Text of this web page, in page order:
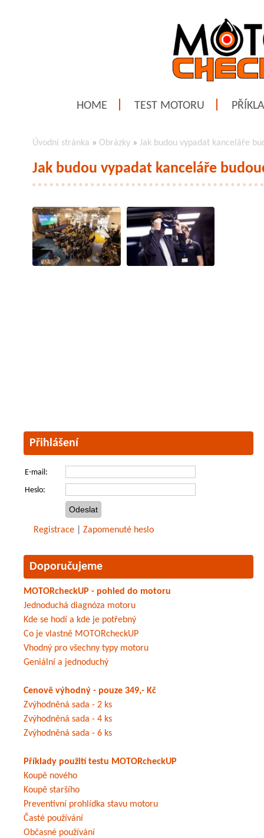
HOME TEST MOTORU
Úvodní stránka » Obrázky » Jak budou vypadat kanceláře
Jak budou vypadat kanceláře
Přihlášení
E-mail:
Heslo:
Registrace Zapomenuté heslo
Doporučujeme
MOTORcheckUP - pohled do motoru
Jednoduchá diagnóza motoru
Kde se hodí a kde je potřebný
Co je vlastně MOTORcheckUP
Vhodný pro všechny typy motoru
Geniální a jednoduchý
Cenově výhodný - pouze 349,- Kč
Zvýhodněná sada - 2 ks
Zvýhodněná sada - 4 ks
Zvýhodněná sada - 6 ks
Příklady použití testu MOTORcheckUP
Koupě nového
Koupě staršího
Preventivní prohlídka stavu motoru
Časté používání
Občasné používání